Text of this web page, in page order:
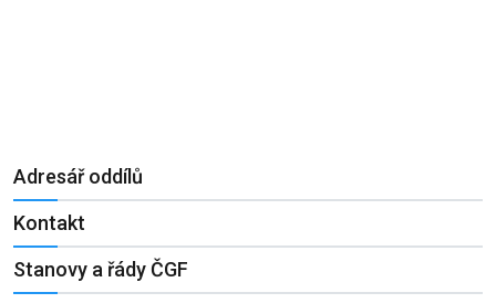
Adresář oddílů
Kontakt
Stanovy a řády ČGF